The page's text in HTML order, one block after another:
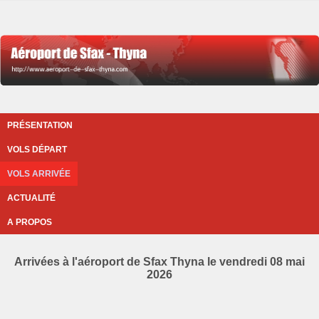
PRÉSENTATION
VOLS DÉPART
VOLS ARRIVÉE
ACTUALITÉ
A PROPOS
Arrivées à l'aéroport de Sfax Thyna le vendredi 08 mai
2026